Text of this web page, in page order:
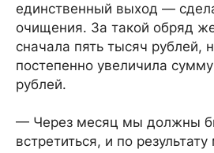
единственный выход —
очищения. За такой обряд
сначала пять тысяч рублей,
постепенно увеличила
рублей.
— Через месяц мы должны
встретиться, и по